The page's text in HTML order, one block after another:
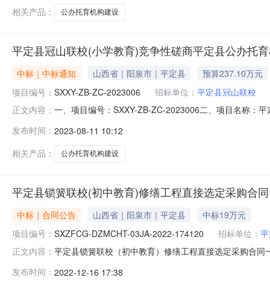
相关产品：
公办托育机构建设
平定县冠山联校(小学教育)竞争性磋商平定县公办托
中标｜中标通知 山西省｜阳泉市｜平定县
预算237.10万元
项目编号： SXXY-ZB-ZC-2023006 招标单位： 平定县冠山联校
正文内容： 一、项目编号：SXXY-ZB-ZC-2023006二、项目名称：
改建后设乳儿班1班，额定人数10人；托小班2班，每班
发布时间： 2023-08-11 10:12
相关产品：
公办托育机构建设
平定县锁簧联校(初中教育)修缮工程直接选定采购合同
中标｜合同公告 山西省｜阳泉市｜平定县
中标19万元
项目编号： SXZFCG-DZMCHT-03JA-2022-174120 招标单位：
正文内容： 平定县锁簧联校（初中教育）修缮工程直接选定采购合
簧镇前锁簧村联系人：郭增光供应商（乙方）：山西仁
发布时间： 2022-12-16 17:38